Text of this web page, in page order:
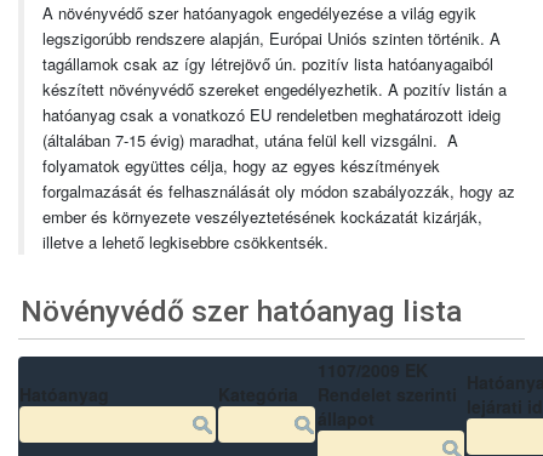
A növényvédő szer hatóanyagok engedélyezése a világ egyik
legszigorúbb rendszere alapján, Európai Uniós szinten történik. A
tagállamok csak az így létrejövő ún. pozitív lista hatóanyagaiból
készített növényvédő szereket engedélyezhetik. A pozitív listán a
hatóanyag csak a vonatkozó EU rendeletben meghatározott ideig
(általában 7-15 évig) maradhat, utána felül kell vizsgálni. A
folyamatok együttes célja, hogy az egyes készítmények
forgalmazását és felhasználását oly módon szabályozzák, hogy az
ember és környezete veszélyeztetésének kockázatát kizárják,
illetve a lehető legkisebbre csökkentsék.
Növényvédő szer hatóanyag lista